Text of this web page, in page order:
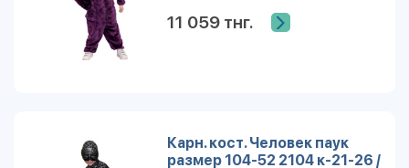
11 059 тнг.
Карн. кост. Человек паук
размер 104-52 2104 к-21-26 /